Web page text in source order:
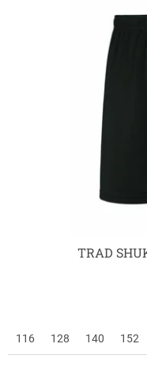
TRAD
116 128 140 152